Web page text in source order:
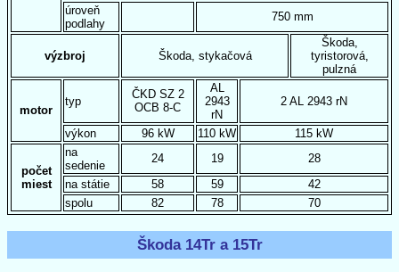
úroveň
podlahy
750 mm
výzbroj Škoda, stykačová
Škoda,
tyristorová,
pulzná
motor
typ
ČKD SZ 2
OCB 8-C
AL
2943
rN
2 AL 2943 rN
výkon 96 kW 110 kW 115 kW
počet
miest
na
sedenie
24 19
28
na státie
58 59
42
spolu
82 78 70
Škoda 14Tr a 15Tr